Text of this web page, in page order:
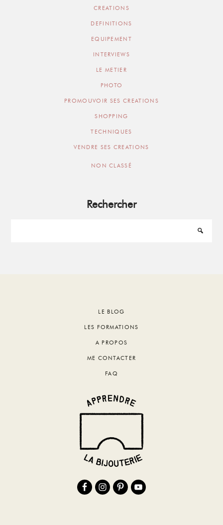
CREATIONS
DEFINITIONS
EQUIPEMENT
INTERVIEWS
LE METIER
PHOTO
PROMOUVOIR SES CREATIONS
SHOPPING
TECHNIQUES
VENDRE SES CREATIONS
NON CLASSÉ
Rechercher
LE BLOG
LES FORMATIONS
A PROPOS
ME CONTACTER
FAQ